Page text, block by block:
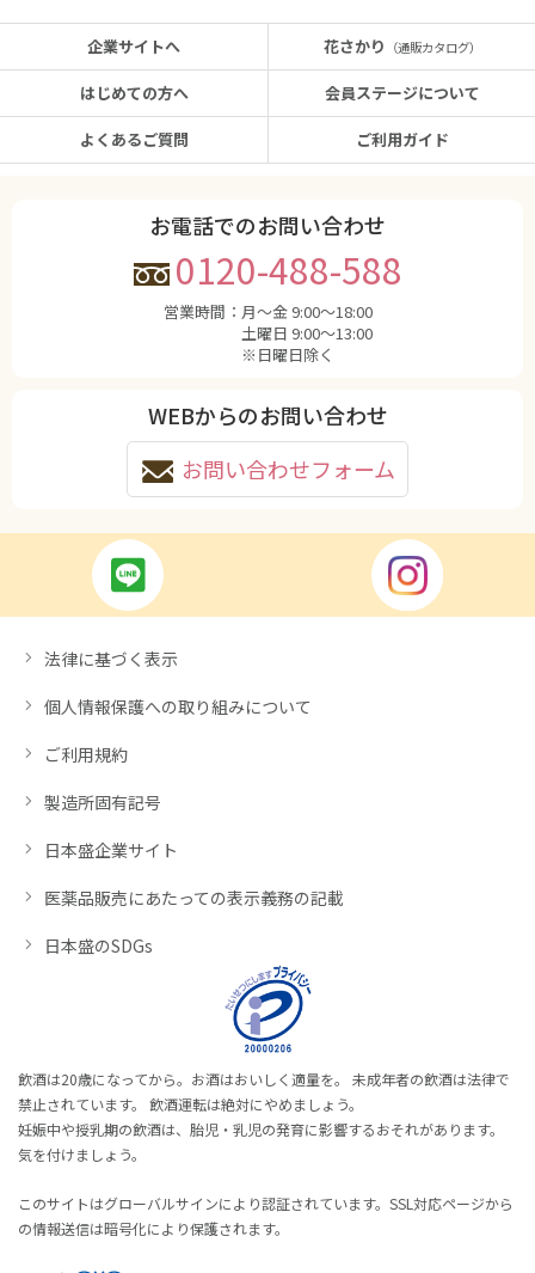
企業サイトへ
はじめての方へ
よくあるご質問
花さかり （通販カタログ）
会員ステージについて
ご利用ガイド
お電話でのお問い合わせ
0120-488-588
営業時間： 月〜金 9:00〜18:00
土曜日 9:00〜13:00
※日曜日除く
WEBからのお問い合わせ
お問い合わせフォーム
法律に基づく表示
個人情報保護への取り組みについて
ご利用規約
製造所固有記号
日本盛企業サイト
医薬品販売にあたっての表示義務の記載
日本盛のSDGs
飲酒は20歳になってから。お酒はおいしく適量を。 未成年者の飲酒は法律で
禁止されています。 飲酒運転は絶対にやめましょう。
妊娠中や授乳期の飲酒は、胎児・乳児の発育に影響するおそれがあります。
気を付けましょう。
このサイトはグローバルサインにより認証されています。SSL対応ページから
の情報送信は暗号化により保護されます。